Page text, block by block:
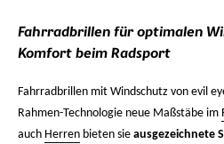
Fahrradbrillen für optimalen
Komfort beim Radsport
Fahrradbrillen mit Windschutz von evil
Rahmen-Technologie neue Maßstäbe im
auch Herren bieten sie ausgezeichnete